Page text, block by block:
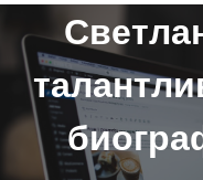
м
н
к
а
м